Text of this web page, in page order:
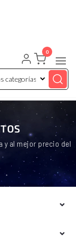
0
y al mejor precio del